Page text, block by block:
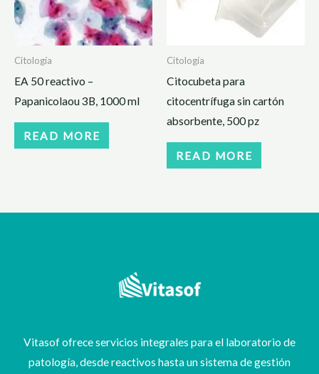
Citología
EA 50 reactivo –
Papanicolaou 3B, 1000 ml
READ MORE
Citología
Citocubeta para
citocentrífuga sin cartón
absorbente, 500 pz
READ MORE
Vitasof ofrece servicios integrales para el laboratorio de
patología, desde reactivos hasta un sistema de gestión